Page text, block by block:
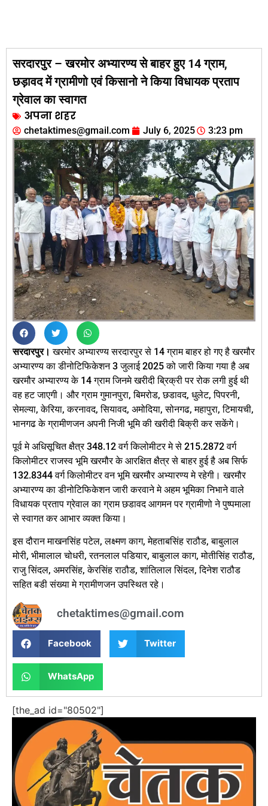
सरदारपुर – खरमोर अभ्यारण्य से बाहर हुए 14 ग्राम,
छड़ावद में ग्रामीणो एवं किसानो ने किया विधायक प्रताप
ग्रेवाल का स्वागत
अपना शहर
chetaktimes@gmail.com July 6, 2025 3:23 pm
सरदारपुर।खरमोर अभ्यारण्य सरदारपुर से 14 ग्राम बाहर हो गए है खरमौर
अभ्यारण्य का डीनोटिफिकेशन 3 जुलाई 2025 को जारी किया गया है अब
खरमौर अभ्यारण्य के 14 ग्राम जिनमे खरीदी ब्रिक्री पर रोक लगी हुई थी
वह हट जाएगी। और ग्राम गुमानपुरा, बिमरोड, छडावद, धुलेट, पिपरनी,
सेमल्या, केरिया, करनावद, सियावद, अमोदिया, सोनगढ, महापुरा, टिमायची,
भानगढ के ग्रामीणजन अपनी निजी भूमि की खरीदी बिक्री कर सकेंगे।
पूर्व मे अधिसूचित क्षैत्र 348.12 वर्ग किलोमीटर मे से 215.2872 वर्ग
किलोमीटर राजस्व भूमि खरमौर के आरक्षित क्षैत्र से बाहर हुई है अब सिर्फ
132.8344 वर्ग किलोमीटर वन भूमि खरमौर अभ्यारण्य मे रहेगी। खरमौर
अभ्यारण्य का डीनोटिफिकेशन जारी करवाने मे अहम भूमिका निभाने वाले
विधायक प्रताप ग्रेवाल का ग्राम छडावद आगमन पर ग्रामीणो ने पुष्पमाला
से स्वागत कर आभार व्यक्त किया।
इस दौरान माखनसिंह पटेल, लक्ष्मण काग, मेहताबसिंह राठौड, बाबुलाल
मोरी, भीमालाल चोधरी, रतनलाल पडियार, बाबुलाल काग, मोतीसिंह राठौड,
राजु सिंदल, अमरसिंह, केरसिंह राठौड, शांतिलाल सिंदल, दिनेश राठौड
सहित बडी संख्या मे ग्रामीणजन उपस्थित रहे।
chetaktimes@gmail.com
Facebook Twitter
WhatsApp
[the_ad id="80502"]